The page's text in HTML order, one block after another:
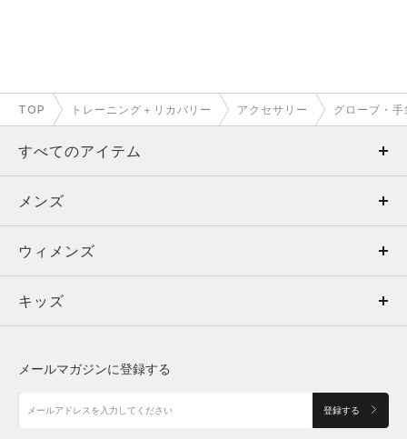
TOP トレーニング＋リカバリー アクセサリー グローブ・手
すべてのアイテム
メンズ
ウィメンズ
キッズ
アクセサリー
メンズ
トップス
ボトムス
アクセサリー
ウィメンズ
トップス
シューズ
キッズ
メールマガジンに登録する
登録する